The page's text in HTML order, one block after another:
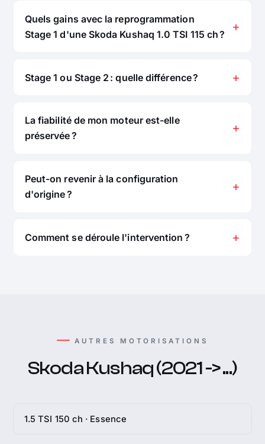
Quels gains avec la reprogrammation
Stage 1 d'une Skoda Kushaq 1.0 TSI 115 ch ?
Stage 1 ou Stage 2 : quelle différence ?
La fiabilité de mon moteur est-elle
préservée ?
Peut-on revenir à la configuration
d'origine ?
Comment se déroule l'intervention ?
AUTRES MOTORISATIONS
Skoda Kushaq (2021 -> ...)
1.5 TSI 150 ch · Essence